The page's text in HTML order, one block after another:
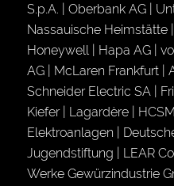
S.p.A. | Oberbank AG |
Nassauische Heimstätte
Honeywell | Hapa AG |
AG | McLaren Frankfurt |
Schneider Electric SA |
Kiefer | Lagardère |
Elektroanlagen |
Jugendstiftung | LEAR
Werke Gewürzindustrie